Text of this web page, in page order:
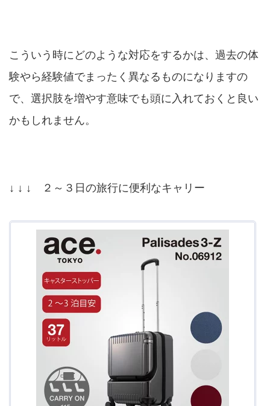
こういう時にどのような対応をするかは、過去の体
験やら経験値でまったく異なるものになりますの
で、選択肢を増やす意味でも頭に入れておくと良い
かもしれません。
↓ ↓ ↓ ２～３日の旅行に便利なキャリー